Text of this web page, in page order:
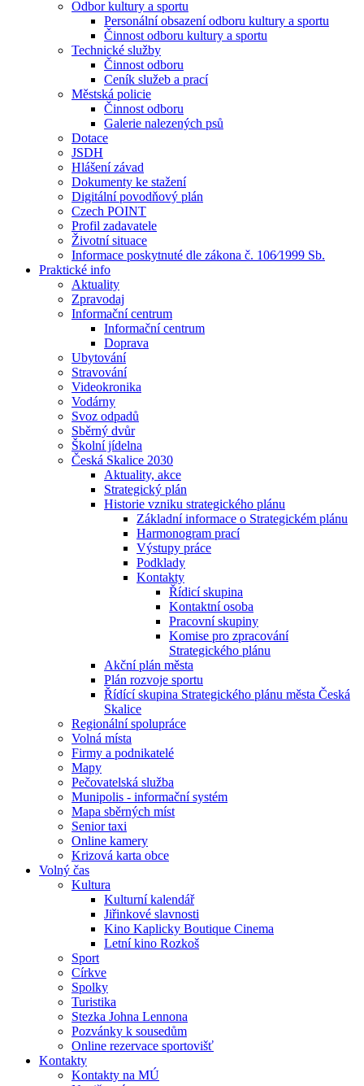
Odbor kultury a sportu
Personální obsazení odboru kultury a sportu
Činnost odboru kultury a sportu
Technické služby
Činnost odboru
Ceník služeb a prací
Městská policie
Činnost odboru
Galerie nalezených psů
Dotace
JSDH
Hlášení závad
Dokumenty ke stažení
Digitální povodňový plán
Czech POINT
Profil zadavatele
Životní situace
Informace poskytnuté dle zákona č. 106⁄1999 Sb.
Praktické info
Aktuality
Zpravodaj
Informační centrum
Informační centrum
Doprava
Ubytování
Stravování
Videokronika
Vodárny
Svoz odpadů
Sběrný dvůr
Školní jídelna
Česká Skalice 2030
Aktuality, akce
Strategický plán
Historie vzniku strategického plánu
Základní informace o Strategickém plánu
Harmonogram prací
Výstupy práce
Podklady
Kontakty
Řídicí skupina
Kontaktní osoba
Pracovní skupiny
Komise pro zpracování
Strategického plánu
Akční plán města
Plán rozvoje sportu
Řídící skupina Strategického plánu města Česká
Skalice
Regionální spolupráce
Volná místa
Firmy a podnikatelé
Mapy
Pečovatelská služba
Munipolis - informační systém
Mapa sběrných míst
Senior taxi
Online kamery
Krizová karta obce
Volný čas
Kultura
Kulturní kalendář
Jiřinkové slavnosti
Kino Kaplicky Boutique Cinema
Letní kino Rozkoš
Sport
Církve
Spolky
Turistika
Stezka Johna Lennona
Pozvánky k sousedům
Online rezervace sportovišť
Kontakty
Kontakty na MÚ